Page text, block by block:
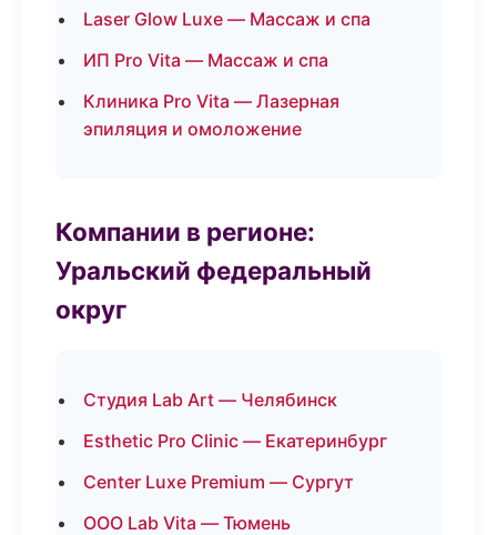
Laser Glow Luxe — Массаж и спа
ИП Pro Vita — Массаж и спа
Клиника Pro Vita — Лазерная
эпиляция и омоложение
Компании в регионе:
Уральский федеральный
округ
Студия Lab Art — Челябинск
Esthetic Pro Clinic — Екатеринбург
Center Luxe Premium — Сургут
ООО Lab Vita — Тюмень